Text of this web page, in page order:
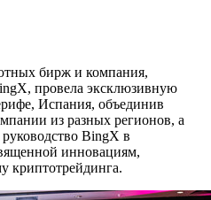
бирж и компания,
провела эксклюзивную
Испания, объединив
из разных регионов, а
BingX в
инновациям,
криптотрейдинга.